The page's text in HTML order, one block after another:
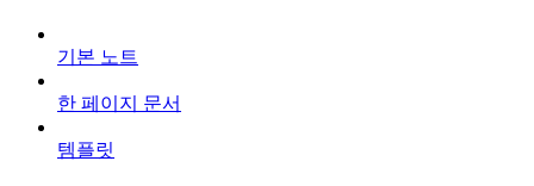
기본 노트
한 페이지 문서
템플릿